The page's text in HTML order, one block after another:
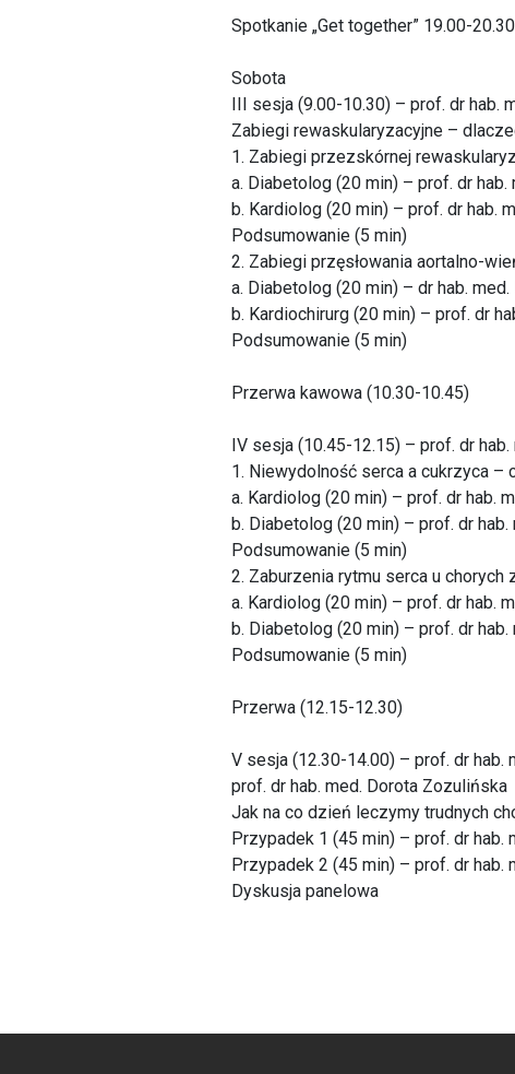
Spotkanie „Get together” 19.00-20.30
Sobota
III sesja (9.00-10.30) – prof. dr hab.
Zabiegi rewaskularyzacyjne –
1. Zabiegi przezskórnej
a. Diabetolog (20 min) – prof. dr hab.
b. Kardiolog (20 min) – prof. dr hab.
Podsumowanie (5 min)
2. Zabiegi przęsłowania aortalno-
a. Diabetolog (20 min) – dr hab.
b. Kardiochirurg (20 min) – prof. dr
Podsumowanie (5 min)
Przerwa kawowa (10.30-10.45)
IV sesja (10.45-12.15) – prof. dr
1. Niewydolność serca a cukrzyca –
a. Kardiolog (20 min) – prof. dr hab.
b. Diabetolog (20 min) – prof. dr
Podsumowanie (5 min)
2. Zaburzenia rytmu serca u
a. Kardiolog (20 min) – prof. dr hab.
b. Diabetolog (20 min) – prof. dr
Podsumowanie (5 min)
Przerwa (12.15-12.30)
V sesja (12.30-14.00) – prof. dr hab.
prof. dr hab. med. Dorota Zozulińska
Jak na co dzień leczymy trudnych
Przypadek 1 (45 min) – prof. dr hab.
Przypadek 2 (45 min) – prof. dr hab.
Dyskusja panelowa